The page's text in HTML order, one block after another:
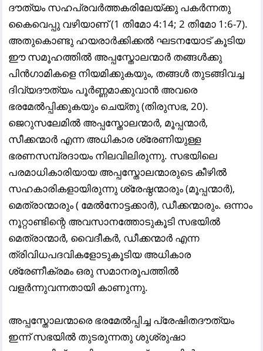
ദൗത്യം സഹപ്രവർത്തകരിലേയ്ക്കു പകർന്നതു
കൈവെപ്പു വഴിയാണ് (1 തിമോ 4:14; 2 തിമോ 1:6-7).
അതുകൊണ്ടു ഹയരാർക്കിക്കൽ ഘടനയോട് കൂടിയ
ഈ സമൂഹത്തിൽ അപ്പസ്തോലന്മാർ തങ്ങൾക്കു
പിൻഗാമികളെ നിയമിക്കുകയും, തങ്ങൾ തുടങ്ങിവച്ച
ദിവ്യദൗത്യം പൂർണ്ണമാക്കുവാൻ അവരെ
ഭരമേൽപ്പിക്കുകയും ചെയ്തു (തിരുസഭ, 20).
ജെറുസലേമിൽ അപ്പസ്തോലന്മാർ, മൂപ്പന്മാർ,
സീക്കന്മാർ എന്ന അധികാര ശ്രേണിയുള്ള
ഭരണസമ്പ്രദായം നിലവിലിരുന്നു. സഭയിലെ
പരമാധികാരിയായ അപ്പസ്തോലന്മാരുടെ കീഴിൽ
സഹകാരികളായിരുന്നു ശ്രേഷ്ഠന്മാരും (മൂപ്പന്മാർ),
മെത്രാന്മാരും ( മേൽനോട്ടക്കാർ), ഡീക്കന്മാരും. ഒന്നാം
നൂറ്റാണ്ടിന്റെ അവസാനത്തോടുകൂടി സഭയിൽ
മെത്രാന്മാർ, വൈദീകർ, ഡീക്കന്മാർ എന്ന
ത്രിവിധപദവികളോടുകൂടിയ അധികാര
ശ്രേണീക്രമം ഒരു സമാനരൂപത്തിൽ
വളർന്നുവന്നതായി കാണുന്നു.
അപ്പസ്തോലന്മാരെ ഭരമേൽപ്പിച്ച പ്രേഷിതദൗത്യം
ഇന്ന് സഭയിൽ തുടരുന്നതു ശുശ്രുഷാ